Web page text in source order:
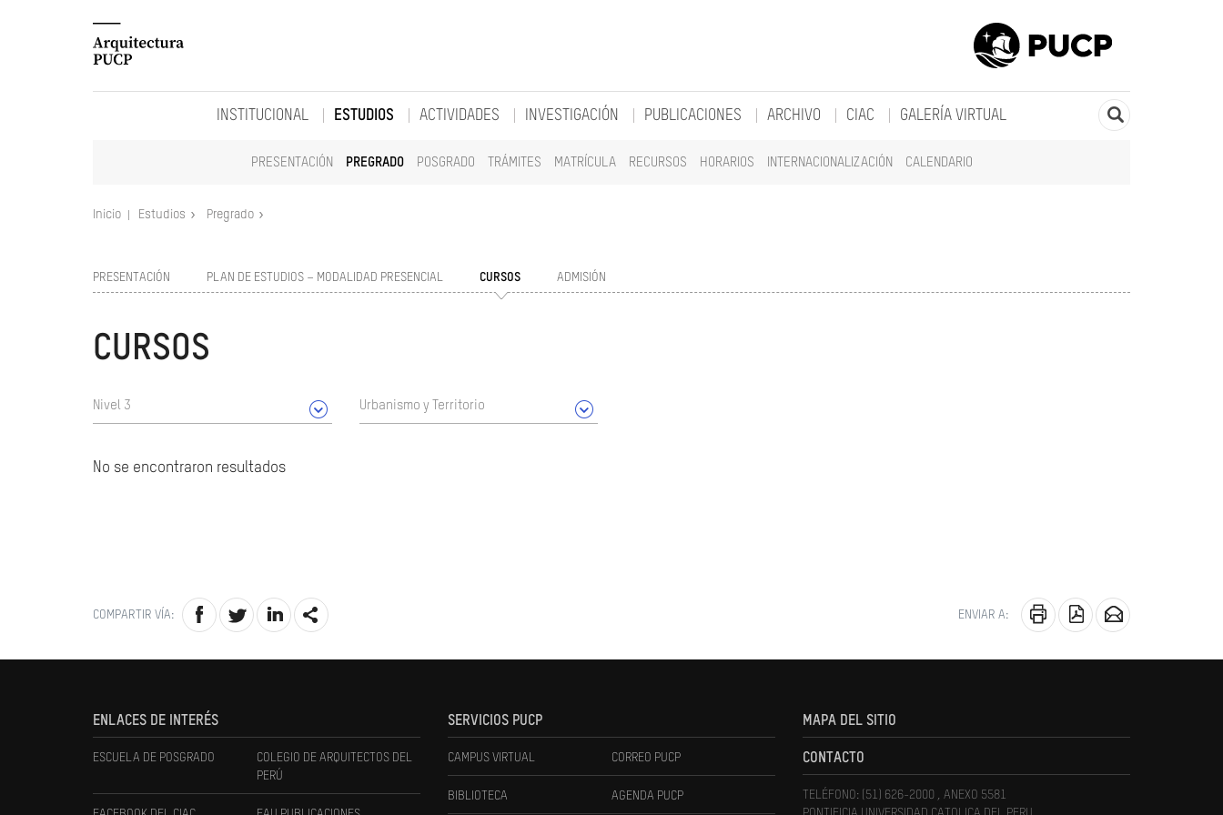
INSTITUCIONAL ESTUDIOS
PRESENTACIÓN PREGRADO POSGRADO TRÁMITES MATRÍCULA RECURSOS HORARIOS INTERNACIONALIZACIÓN CALENDARIO
ACTIVIDADES INVESTIGACIÓN PUBLICACIONES ARCHIVO CIAC GALERÍA VIRTUAL
Inicio Estudios Pregrado
PRESENTACIÓN PLAN DE ESTUDIOS – MODALIDAD PRESENCIAL CURSOS ADMISIÓN
CURSOS
Nivel 3 Urbanismo y Territorio
No se encontraron resultados
COMPARTIR VÍA: ENVIAR A:
ENLACES DE INTERÉS
ESCUELA DE POSGRADO
COLEGIO DE ARQUITECTOS DEL
PERÚ
SERVICIOS PUCP
CAMPUS VIRTUAL CORREO PUCP
BIBLIOTECA AGENDA PUCP
MAPA DEL SITIO
CONTACTO
TELÉFONO: (51) 626-2000 , ANEXO 5581